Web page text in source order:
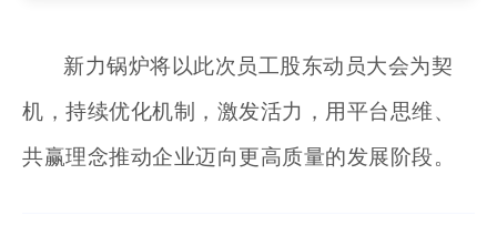
新力锅炉将以此次员工股东动员大会为契
机，持续优化机制，激发活力，用平台思维、
共赢理念推动企业迈向更高质量的发展阶段。